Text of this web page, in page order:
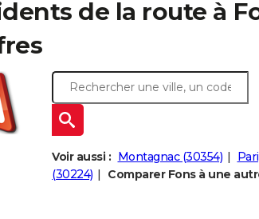
de la route à
Voir aussi : Montagnac (30354)
(30224)
Comparer Fons à une